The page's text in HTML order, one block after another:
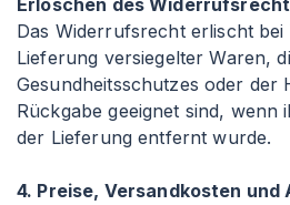
Erlöschen des
Das Widerrufsrecht erlischt
Lieferung versiegelter Waren,
Gesundheitsschutzes oder der
Rückgabe geeignet sind, wenn
der Lieferung entfernt wurde.
4. Preise, Versandkosten und